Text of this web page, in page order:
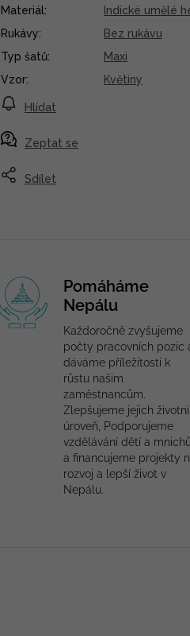
Zeptat se
Hlídat
Sdílet
Materiál:
Indické umělé
Rukávy:
Bez rukávu
Typ šatů:
Maxi
Vzor: Květiny
Pomáháme
Nepálu
Každoročně zvyšujeme
počty pracovních pozic
dáváme příležitosti k
růstu našim
zaměstnancům.
Zlepšujeme jejich životní
úroveň, Podporujeme
vzdělávání dětí a mnichů
a financujeme projekty
rozvoj a lepší život v
Nepálu.